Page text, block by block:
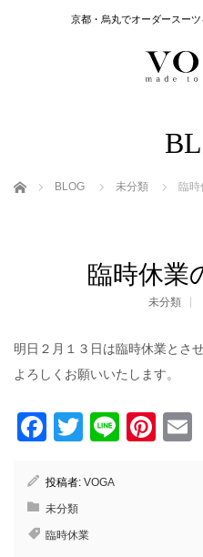
京都・烏丸でオーダースー
ホーム BLOG 未分類 臨時
臨時休業
未分類
明日２月１３日は臨時休業とさ
よろしくお願いいたします。
Facebook
Twitter
Line
投稿者: VOGA
未分類
臨時休業